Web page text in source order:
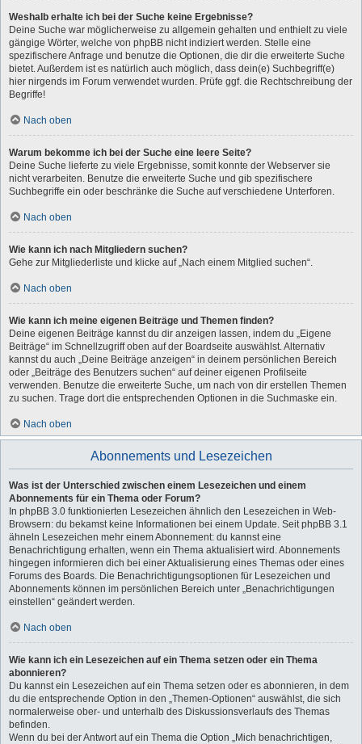
Weshalb erhalte ich bei der Suche keine Ergebnisse?
Deine Suche war möglicherweise zu allgemein gehalten und enthielt zu viele
gängige Wörter, welche von phpBB nicht indiziert werden. Stelle eine
spezifischere Anfrage und benutze die Optionen, die dir die erweiterte Suche
bietet. Außerdem ist es natürlich auch möglich, dass dein(e) Suchbegriff(e)
hier nirgends im Forum verwendet wurden. Prüfe ggf. die Rechtschreibung der
Begriffe!
Nach oben
Warum bekomme ich bei der Suche eine leere Seite?
Deine Suche lieferte zu viele Ergebnisse, somit konnte der Webserver sie
nicht verarbeiten. Benutze die erweiterte Suche und gib spezifischere
Suchbegriffe ein oder beschränke die Suche auf verschiedene Unterforen.
Nach oben
Wie kann ich nach Mitgliedern suchen?
Gehe zur Mitgliederliste und klicke auf „Nach einem Mitglied suchen“.
Nach oben
Wie kann ich meine eigenen Beiträge und Themen finden?
Deine eigenen Beiträge kannst du dir anzeigen lassen, indem du „Eigene
Beiträge“ im Schnellzugriff oben auf der Boardseite auswählst. Alternativ
kannst du auch „Deine Beiträge anzeigen“ in deinem persönlichen Bereich
oder „Beiträge des Benutzers suchen“ auf deiner eigenen Profilseite
verwenden. Benutze die erweiterte Suche, um nach von dir erstellen Themen
zu suchen. Trage dort die entsprechenden Optionen in die Suchmaske ein.
Nach oben
Abonnements und Lesezeichen
Was ist der Unterschied zwischen einem Lesezeichen und einem
Abonnements für ein Thema oder Forum?
In phpBB 3.0 funktionierten Lesezeichen ähnlich den Lesezeichen in Web-
Browsern: du bekamst keine Informationen bei einem Update. Seit phpBB 3.1
ähneln Lesezeichen mehr einem Abonnement: du kannst eine
Benachrichtigung erhalten, wenn ein Thema aktualisiert wird. Abonnements
hingegen informieren dich bei einer Aktualisierung eines Themas oder eines
Forums des Boards. Die Benachrichtigungsoptionen für Lesezeichen und
Abonnements können im persönlichen Bereich unter „Benachrichtigungen
einstellen“ geändert werden.
Nach oben
Wie kann ich ein Lesezeichen auf ein Thema setzen oder ein Thema
abonnieren?
Du kannst ein Lesezeichen auf ein Thema setzen oder es abonnieren, in dem
du die entsprechende Option in den „Themen-Optionen“ auswählst, die sich
normalerweise ober- und unterhalb des Diskussionsverlaufs des Themas
befinden.
Wenn du bei der Antwort auf ein Thema die Option „Mich benachrichtigen,